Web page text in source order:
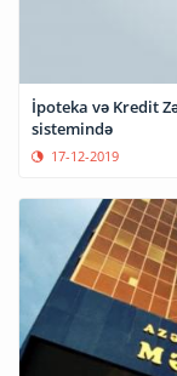
İpoteka və Kredit
sistemində
17-12-2019